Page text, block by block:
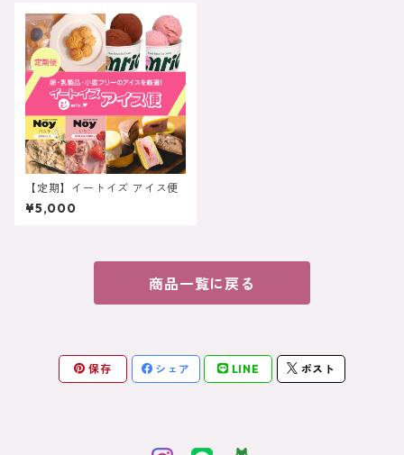
【定期】イートイズ アイス便
¥5,000
商品一覧に戻る
保存 シェア LINE ポスト